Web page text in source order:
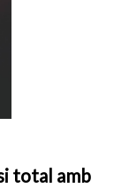
total amb